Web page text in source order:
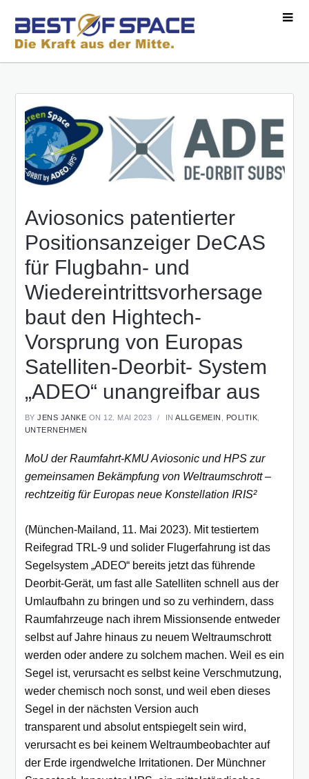
Aviosonics patentierter
Positionsanzeiger DeCAS
für Flugbahn- und
Wiedereintrittsvorhersage
baut den Hightech-
Vorsprung von Europas
Satelliten-Deorbit- System
„ADEO“ unangreifbar aus
BY JENS JANKE ON 12. MAI 2023 IN ALLGEMEIN , POLITIK,
UNTERNEHMEN
MoU der Raumfahrt-KMU Aviosonic und HPS zur
gemeinsamen Bekämpfung von Weltraumschrott –
rechtzeitig für Europas neue Konstellation IRIS²
(München-Mailand, 11. Mai 2023). Mit testiertem
Reifegrad TRL-9 und solider Flugerfahrung ist das
Segelsystem „ADEO“ bereits jetzt das führende
Deorbit-Gerät, um fast alle Satelliten schnell aus der
Umlaufbahn zu bringen und so zu verhindern, dass
Raumfahrzeuge nach ihrem Missionsende entweder
selbst auf Jahre hinaus zu neuem Weltraumschrott
werden oder andere zu solchem machen. Weil es ein
Segel ist, verursacht es selbst keine Verschmutzung,
weder chemisch noch sonst, und weil eben dieses
Segel in der nächsten Version auch
transparent und absolut entspiegelt sein wird,
verursacht es bei keinem Weltraumbeobachter auf
der Erde irgendwelche Irritationen. Der Münchner